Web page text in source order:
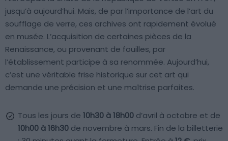
jusqu’à aujourd’hui. Mais, de par l’importance de l’art du
soufflage de verre, ces archives ont rapidement évolué
en musée. L’acquisition de certaines pièces de la
Renaissance, ou provenant de fouilles, par
l’établissement participe à sa renommée. Aujourd’hui,
c’est une véritable frise historique sur cet art qui
demande une précision et une maîtrise parfaites.
Tous les jours de 10h30 à 18h00 d’avril à octobre et de
10h00 à 16h30 de novembre à mars. Fin de la billetterie